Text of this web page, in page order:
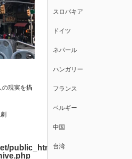
の現実を描
public_html/wp-
スロバキア
ドイツ
ネパール
ハンガリー
フランス
ベルギー
中国
台湾